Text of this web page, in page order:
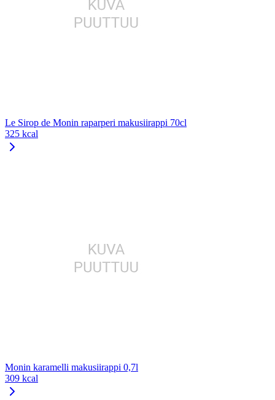
Le Sirop de Monin raparperi makusiirappi 70cl
325 kcal
Monin karamelli makusiirappi 0,7l
309 kcal